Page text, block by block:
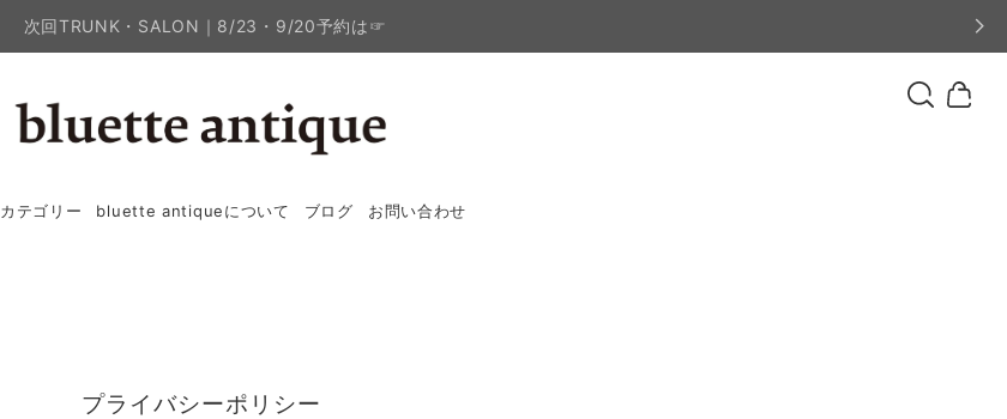
次回TRUNK・SALON｜8/23・9/20予約は☞
カテゴリー bluette antiqueについて ブログ お問い合わせ
プライバシーポリシー